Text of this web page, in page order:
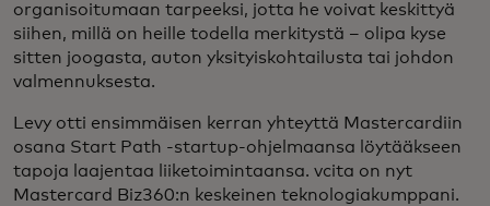
organisoitumaan tarpeeksi, jotta he voivat keskittyä
siihen, millä on heille todella merkitystä – olipa kyse
sitten joogasta, auton yksityiskohtailusta tai johdon
valmennuksesta.
Levy otti ensimmäisen kerran yhteyttä Mastercardiin
osana Start Path -startup-ohjelmaansa löytääkseen
tapoja laajentaa liiketoimintaansa. vcita on nyt
Mastercard Biz360:n keskeinen teknologiakumppani.